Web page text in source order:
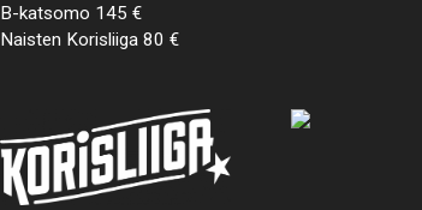
B-katsomo 145 €
Naisten Korisliiga 80 €